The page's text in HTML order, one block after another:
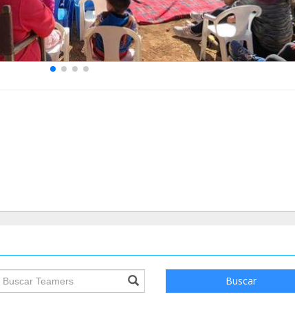
groupProfile.searchForm.search.text??? Buscar